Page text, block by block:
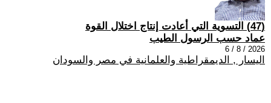
(47) التسوية التي أعادت إنتاج اختلال القوة
عماد حسب الرسول الطيب
2026 / 8 / 6
اليسار , الديمقراطية والعلمانية في مصر والسودان